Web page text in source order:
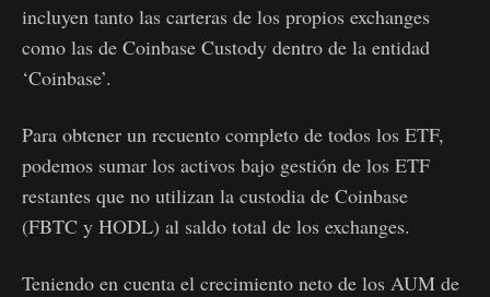
incluyen tanto las carteras de los propios exchanges
como las de Coinbase Custody dentro de la entidad
‘Coinbase’.
Para obtener un recuento completo de todos los ETF,
podemos sumar los activos bajo gestión de los ETF
restantes que no utilizan la custodia de Coinbase
(FBTC y HODL) al saldo total de los exchanges.
Teniendo en cuenta el crecimiento neto de los AUM de